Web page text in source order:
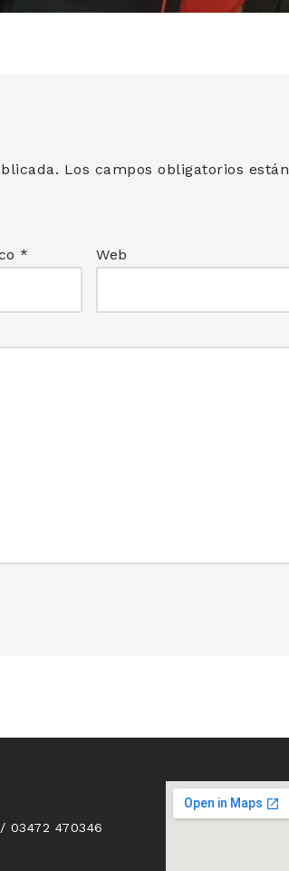
Los campos obligatorios están
* Web
03472 470346